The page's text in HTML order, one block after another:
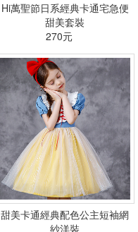
Hi萬聖節日系經典卡通宅急便
甜美套裝
270元
甜美卡通經典配色公主短袖網
紗洋裝